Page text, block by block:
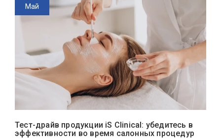
Май
Тест-драйв продукции iS Clinical: убедитесь в
эффективности во время салонных процедур